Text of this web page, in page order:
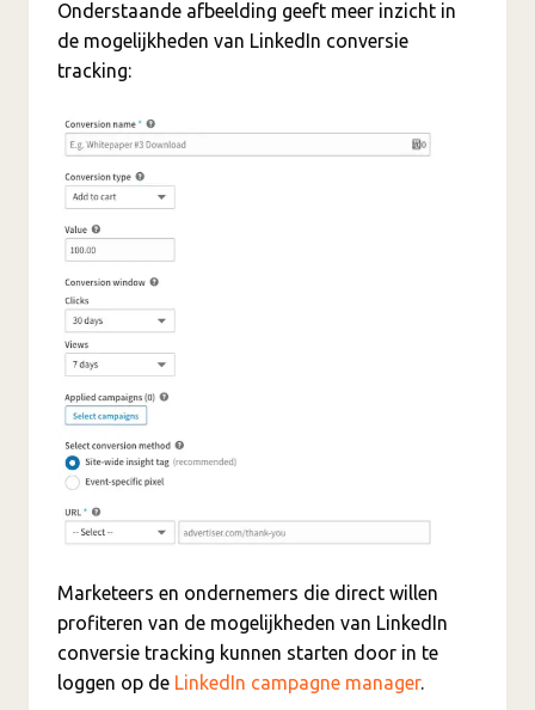
Onderstaande afbeelding geeft meer inzicht in
de mogelijkheden van LinkedIn conversie
tracking:
Marketeers en ondernemers die direct willen
profiteren van de mogelijkheden van LinkedIn
conversie tracking kunnen starten door in te
loggen op de LinkedIn campagne manager.